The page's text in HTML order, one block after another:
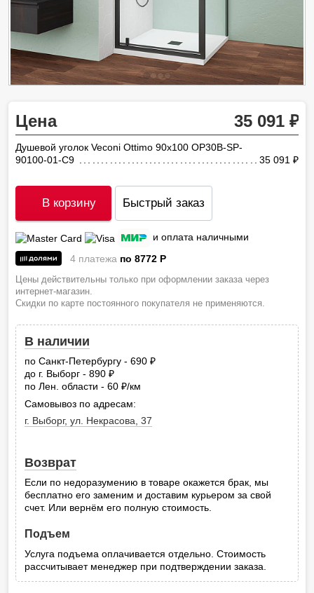
Цена 35 091
Душевой уголок Veconi Ottimo 90х100 OP30B-SP-
90100-01-C9
35 091
В корзину Быстрый заказ
и оплата наличными
4 платежа по 8772 P
Цены действительны только при оформлении заказа через
интернет-магазин.
Скидки по карте постоянного покупателя не применяются.
В наличии
по Санкт-Петербургу - 690
до г. Выборг - 890
по Лен. области - 60
руб.
/км
Самовывоз по адресам:
г. Выборг, ул. Некрасова, 37
Возврат
Если по недоразумению в товаре окажется брак, мы
бесплатно его заменим и доставим курьером за свой
счет. Или вернём его полную стоимость.
Подъем
Услуга подъема оплачивается отдельно. Стоимость
рассчитывает менеджер при подтверждении заказа.